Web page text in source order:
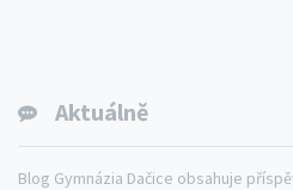
Aktuálně
Blog Gymnázia Dačice obsahuje